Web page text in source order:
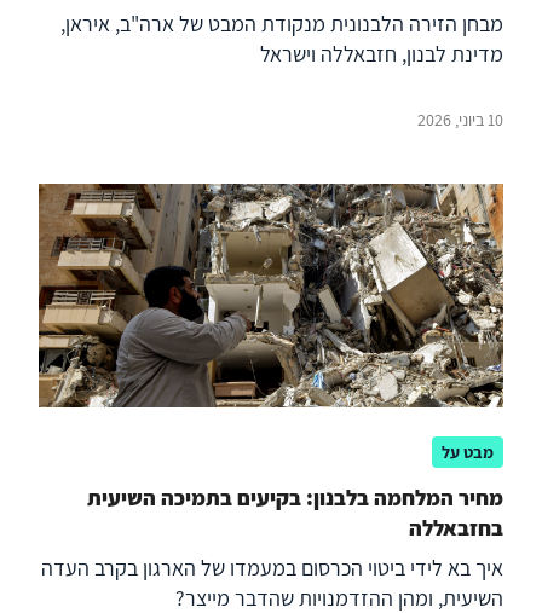
מבחן הזירה הלבנונית מנקודת המבט של ארה"ב, איראן,
מדינת לבנון, חזבאללה וישראל
10 ביוני, 2026
מבט על
מחיר המלחמה בלבנון: בקיעים בתמיכה השיעית
בחזבאללה
איך בא לידי ביטוי הכרסום במעמדו של הארגון בקרב העדה
השיעית, ומהן ההזדמנויות שהדבר מייצר?